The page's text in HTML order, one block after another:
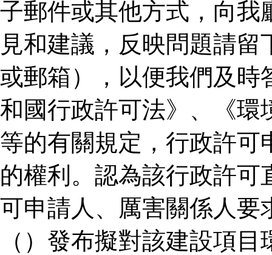
子郵件或其他方式，向我
見和建議，反映問題請
或郵箱），以便我們及時
和國行政許可法》、《環
等的有關規定，行政許可
的權利。認為該行政許
可申請人、厲害關係人要
（）發布擬對該建設項